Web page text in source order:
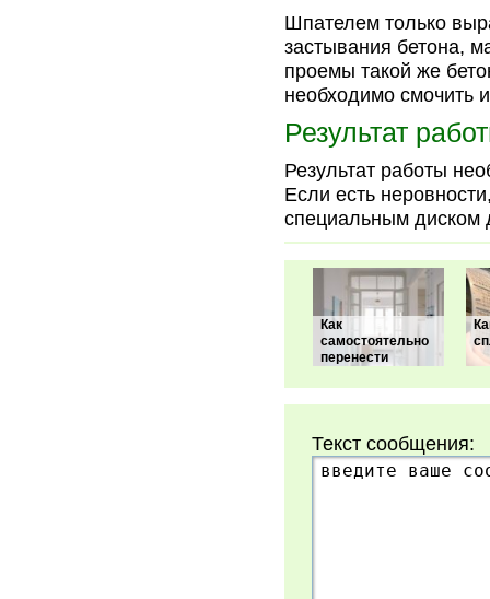
Шпателем только
застывания бетона,
проемы такой же
необходимо смочить
Результат
Результат работы
Если есть
специальным диском
Как
самостоятельно
перенести
Текст сообщения: